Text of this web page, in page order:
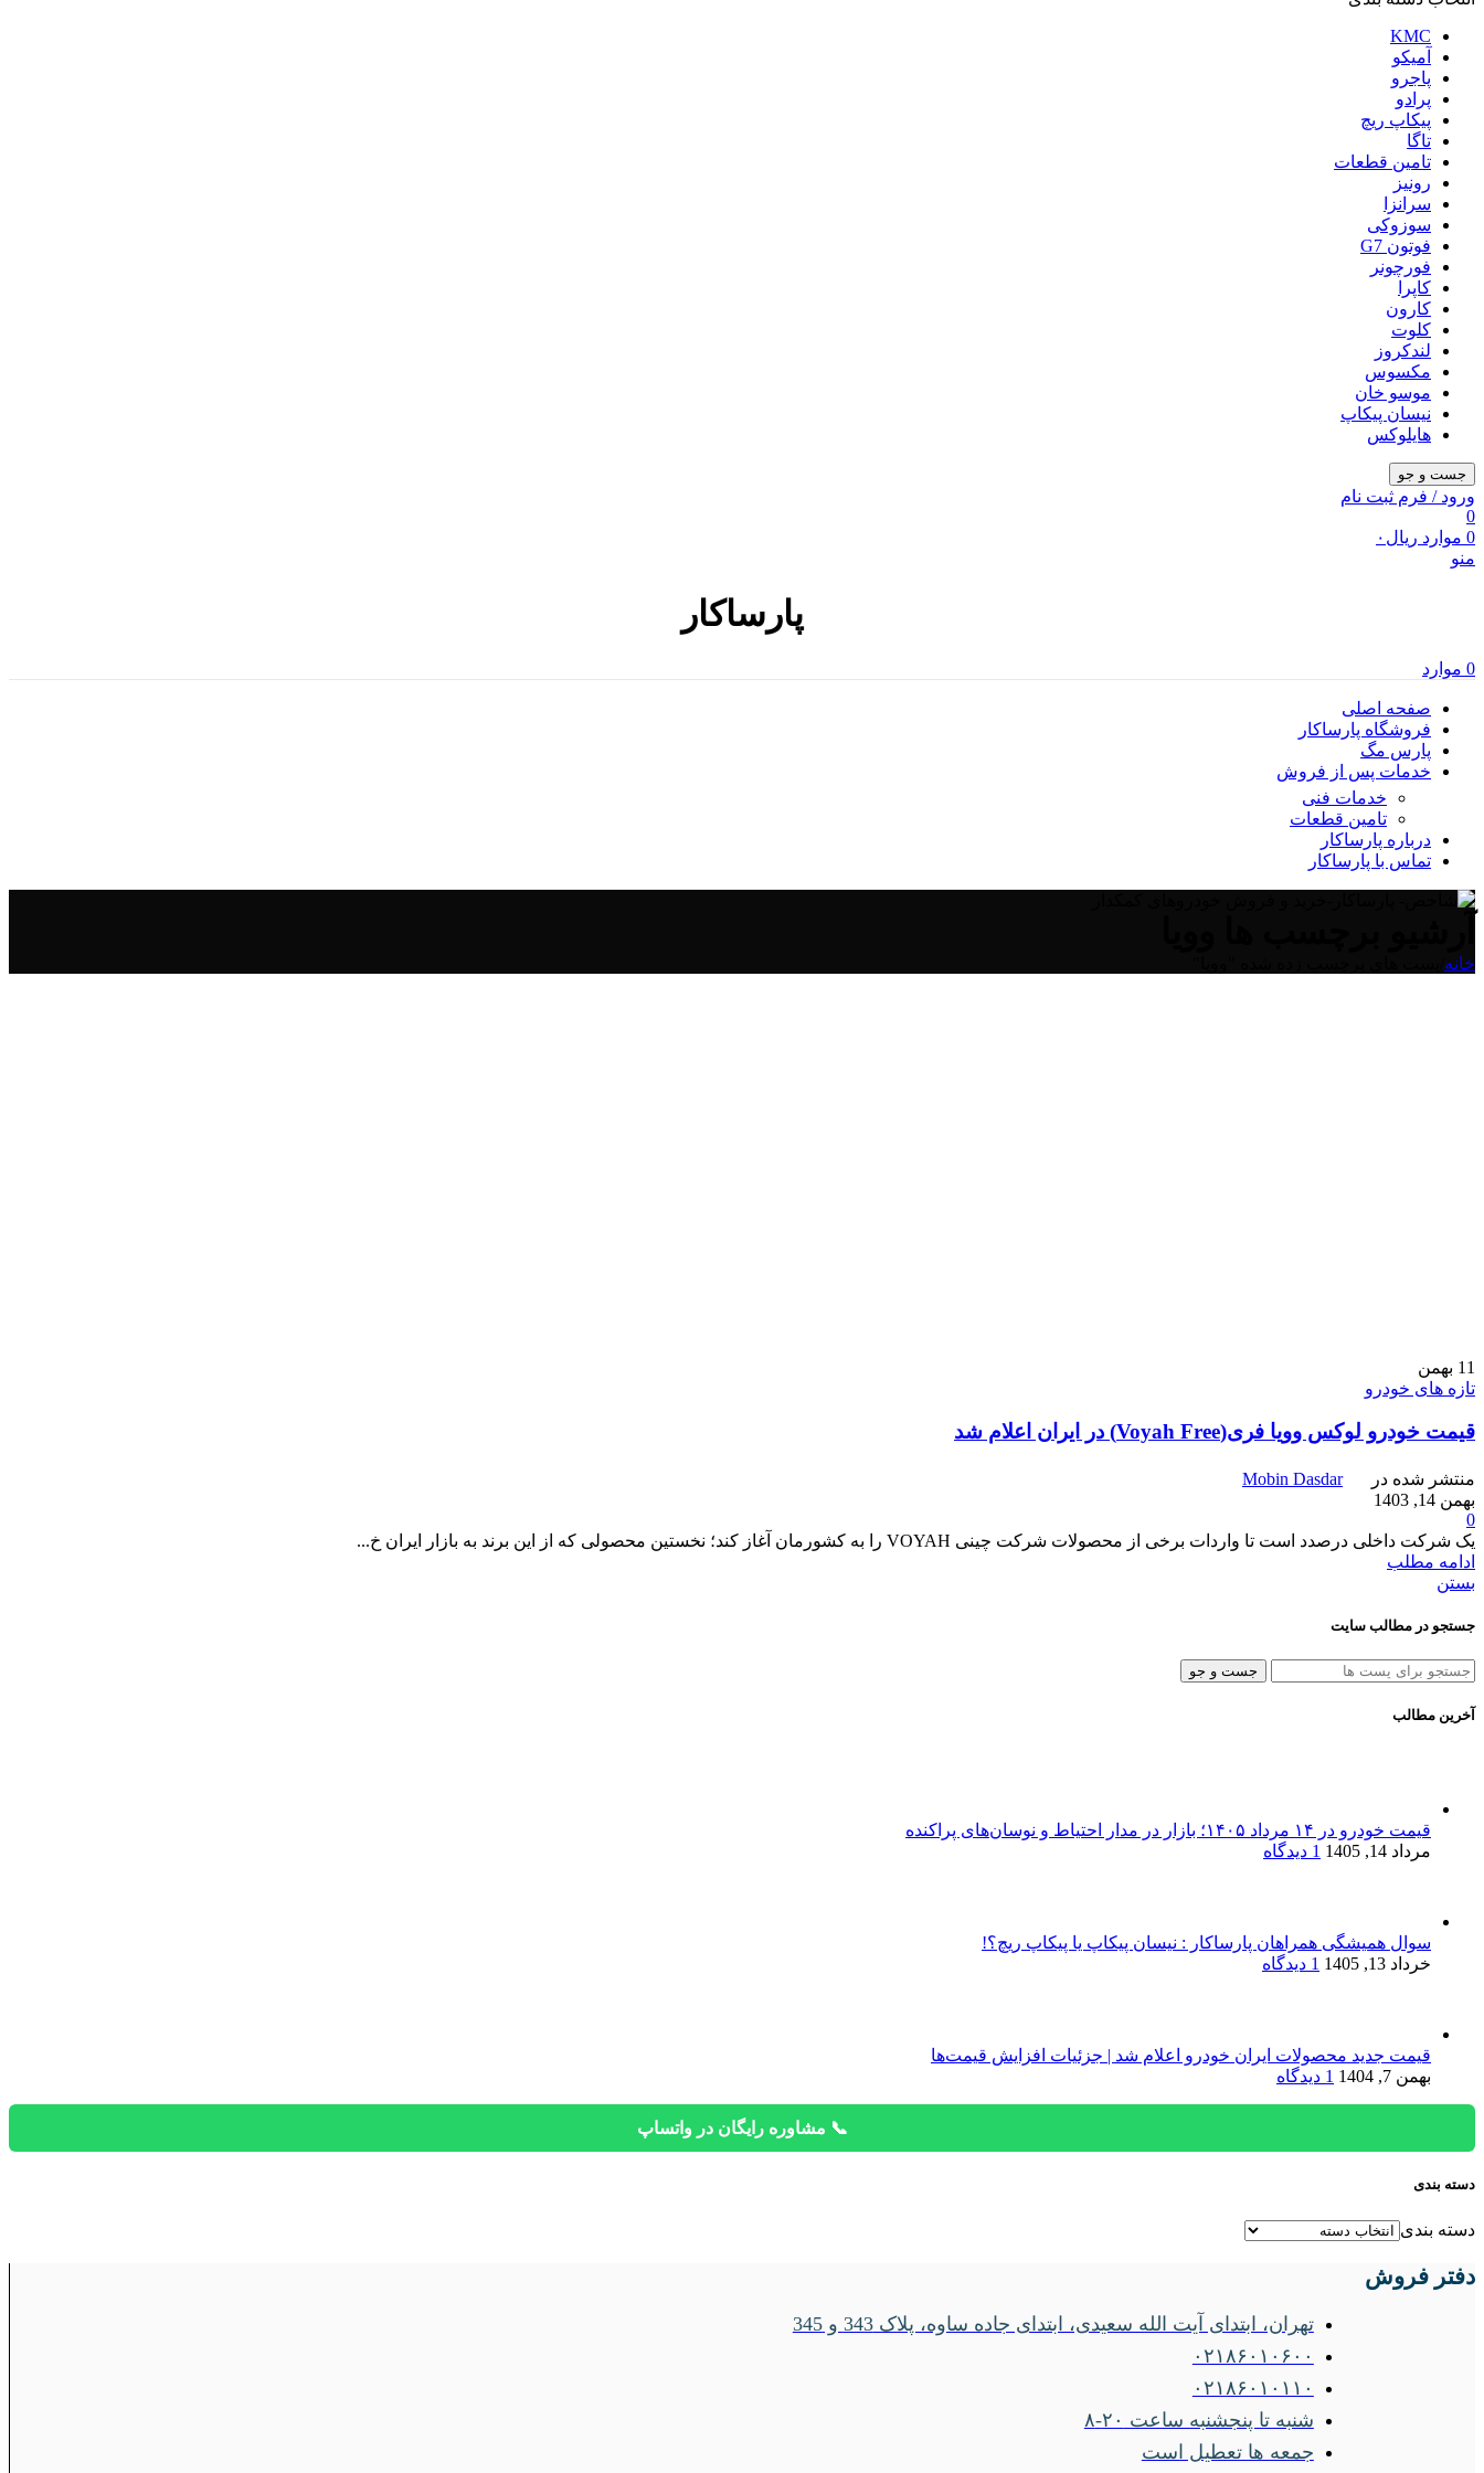
KMC
آمیکو
پاجرو
پرادو
پیکاپ ریچ
تاگا
تامین قطعات
رونیز
سرانزا
سوزوکی
فوتون G7
فورچونر
کاپرا
کارون
کلوت
لندکروز
مکسوس
موسو خان
نیسان پیکاپ
هایلوکس
جست و جو
ورود / فرم ثبت نام
0
0 موارد ریال ۰
منو
پارساکار
0 موارد
صفحه اصلی
فروشگاه پارساکار
پارس مگ
خدمات پس از فروش
خدمات فنی
تامین قطعات
درباره پارساکار
تماس با پارساکار
خانه
11 بهمن
تازه های خودرو
قیمت خودرو لوکس وویا فری(Voyah Free) در ایران اعلام شد
منتشر شده در
Mobin Dasdar
بهمن 14, 1403
0
یک شرکت داخلی درصدد است تا واردات برخی از محصولات شرکت چینی VOYAH را به کشورمان آغاز کند؛ نخستین محصولی که از این برند به بازار ایران خ...
ادامه مطلب
بستن
جستجو در مطالب سایت
جست و جو
آخرین مطالب
قیمت خودرو در ۱۴ مرداد ۱۴۰۵؛ بازار در مدار احتیاط و نوسان‌های پراکنده
مرداد 14, 1405
1 دیدگاه
سوال همیشگی همراهان پارساکار : نیسان پیکاپ یا پیکاپ ریچ؟!
خرداد 13, 1405
1 دیدگاه
قیمت جدید محصولات ایران خودرو اعلام شد | جزئیات افزایش قیمت‌ها
بهمن 7, 1404
1 دیدگاه
📞 مشاوره رایگان در واتساپ
دسته بندی
دسته بندی
دفتر فروش
تهران، ابتدای آیت الله سعیدی، ابتدای جاده ساوه، پلاک 343 و 345
۰۲۱۸۶۰۱۰۶۰۰
۰۲۱۸۶۰۱۰۱۱۰
شنبه تا پنجشنبه ساعت ۲۰-۸
جمعه ها تعطیل است